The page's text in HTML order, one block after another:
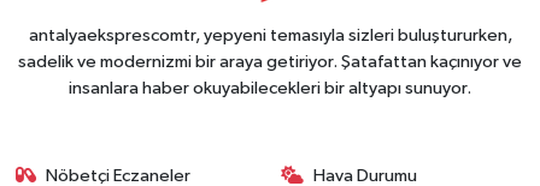
antalyaeksprescomtr, yepyeni temasıyla sizleri buluştururken,
sadelik ve modernizmi bir araya getiriyor. Şatafattan kaçınıyor ve
insanlara haber okuyabilecekleri bir altyapı sunuyor.
Nöbetçi Eczaneler Hava Durumu